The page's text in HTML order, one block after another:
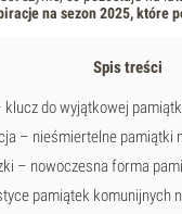
na sezon 2025, które
Spis treści
do wyjątkowej
– nieśmiertelne pamiątki
– nowoczesna forma
pamiątek komunijnych